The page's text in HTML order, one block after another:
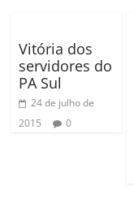
Vitória dos
servidores do
PA Sul
24 de julho de
2015
0